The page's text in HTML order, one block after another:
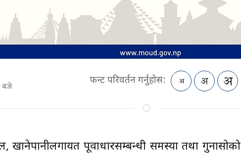
बजे फन्ट परिवर्तन गर्नुहोस:
खानेपानीलगायत पूर्वाधारसम्बन्धी समस्या तथा गुनासोको